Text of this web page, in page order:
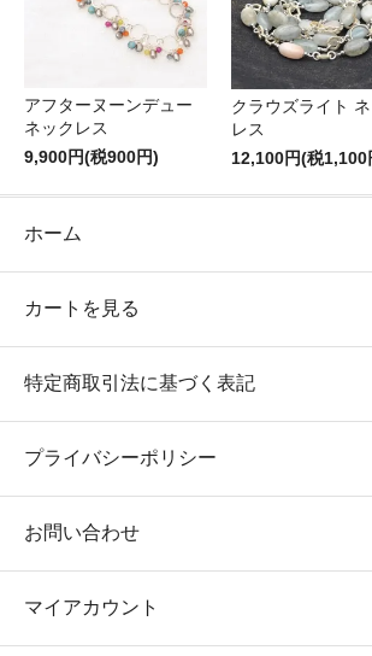
アフターヌーンデュー
ネックレス
9,900円(税900円)
クラウズライト
レス
12,100円(税1,100
ホーム
カートを見る
特定商取引法に基づく表記
プライバシーポリシー
お問い合わせ
マイアカウント